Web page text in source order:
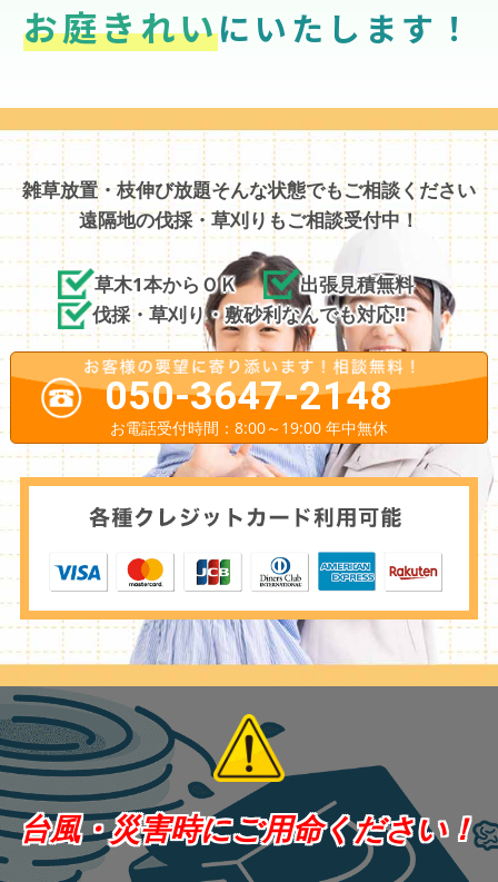
お庭きれいにいたします！
雑草放置・枝伸び放題そんな状態でもご相談ください
遠隔地の伐採・草刈りもご相談受付中！
草木1本からＯＫ
出張見積無料
伐採・草刈り・敷砂利なんでも対応!!
050-3647-2148
お電話受付時間：8:00～19:00 年中無休
台風・災害時にご用命ください！